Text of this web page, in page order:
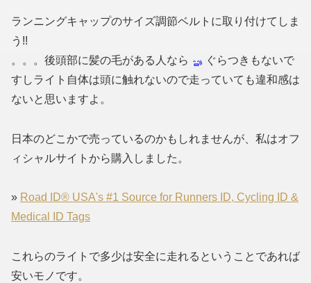
ランニングキャップのサイズ調節ベルトに取り付けてしま
う!!
。。。後頭部に髪の毛がある人なら
ぐらつきもないで
すしライト自体は頭に触れないので走っていても違和感は
ないと思いますよ。
日本のどこかで売っているのかもしれませんが、私はオフ
ィシャルサイトから購入しました。
» Road ID® USA's #1 Source for Runners ID, Cycling ID &
Medical ID Tags
これらのライトで多少は安全に走れるということであれば
安いモノです。